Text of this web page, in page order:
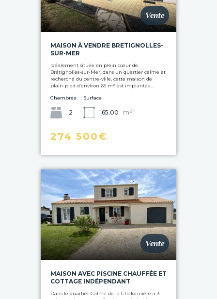
Vente
MAISON À VENDRE BRETIGNOLLES-
SUR-MER
Idéalement située en plein cœur de
Brétignolles-sur-Mer, dans un quartier calme et
recherché du centre-ville, cette maison de
plain-pied d’environ 65 m² est implantée…
Chambres
2
Surface
65.00 m²
274 500€
Vente
MAISON AVEC PISCINE CHAUFFÉE ET
COTTAGE INDÉPENDANT
Dans le quartier Calme de la Chalonnière à 3